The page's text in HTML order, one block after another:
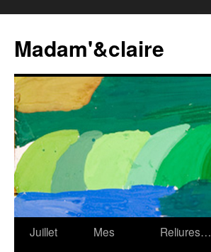
Madam'&claire
Juillet
Mes
Reliures…